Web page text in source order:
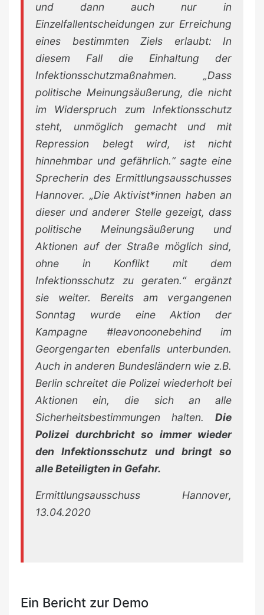
und dann auch nur in
Einzelfallentscheidungen zur Erreichung
eines bestimmten Ziels erlaubt: In
diesem Fall die Einhaltung der
Infektionsschutzmaßnahmen. „Dass
politische Meinungsäußerung, die nicht
im Widerspruch zum Infektionsschutz
steht, unmöglich gemacht und mit
Repression belegt wird, ist nicht
hinnehmbar und gefährlich.“ sagte eine
Sprecherin des Ermittlungsausschusses
Hannover. „Die Aktivist*innen haben an
dieser und anderer Stelle gezeigt, dass
politische Meinungsäußerung und
Aktionen auf der Straße möglich sind,
ohne in Konflikt mit dem
Infektionsschutz zu geraten.“ ergänzt
sie weiter. Bereits am vergangenen
Sonntag wurde eine Aktion der
Kampagne #leavonoonebehind im
Georgengarten ebenfalls unterbunden.
Auch in anderen Bundesländern wie z.B.
Berlin schreitet die Polizei wiederholt bei
Aktionen ein, die sich an alle
Sicherheitsbestimmungen halten. Die
Polizei durchbricht so immer wieder
den Infektionsschutz und bringt so
alle Beteiligten in Gefahr.
Ermittlungsausschuss Hannover,
13.04.2020
Ein Bericht zur Demo